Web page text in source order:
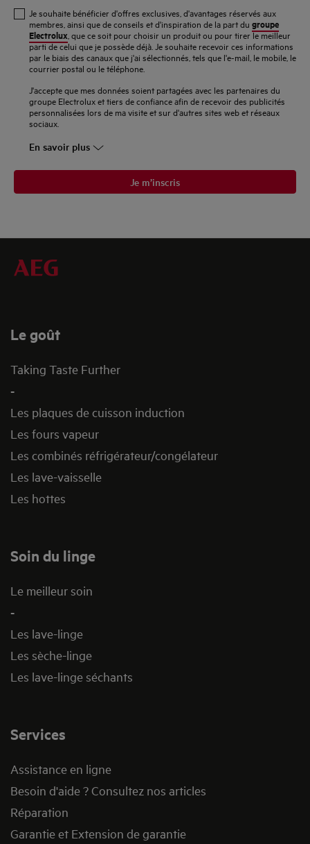
e-
mail
Je souhaite bénéficier d'offres exclusives, d'avantages réservés aux
membres, ainsi que de conseils et d'inspiration de la part du groupe
Electrolux , que ce soit pour choisir un produit ou pour tirer le meilleur
parti de celui que je possède déjà. Je souhaite recevoir ces informations
par le biais des canaux que j'ai sélectionnés, tels que l'e-mail, le mobile, le
courrier postal ou le téléphone.
J'accepte que mes données soient partagées avec les partenaires du
groupe Electrolux et tiers de confiance afin de recevoir des publicités
personnalisées lors de ma visite et sur d'autres sites web et réseaux
sociaux.
En savoir plus
Je m’inscris
Le goût
Taking Taste Further
-
Les plaques de cuisson induction
Les fours vapeur
Les combinés réfrigérateur/congélateur
Les lave-vaisselle
Les hottes
Soin du linge
Le meilleur soin
-
Les lave-linge
Les sèche-linge
Les lave-linge séchants
Services
Assistance en ligne
Besoin d'aide ? Consultez nos articles
Réparation
Garantie et Extension de garantie